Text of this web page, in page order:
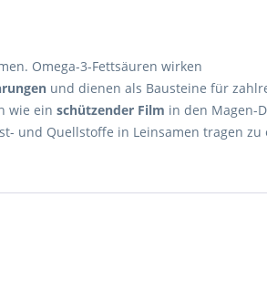
Omega-3-Fettsäuren wirken
und dienen als Bausteine für
wie ein schützender Film in den Magen-
und Quellstoffe in Leinsamen tragen zu